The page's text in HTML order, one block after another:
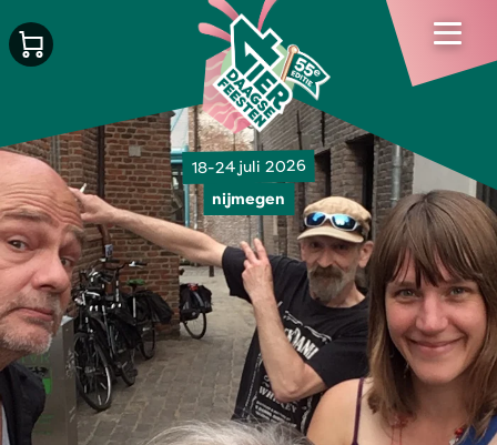
18-24 juli 2026
nijmegen